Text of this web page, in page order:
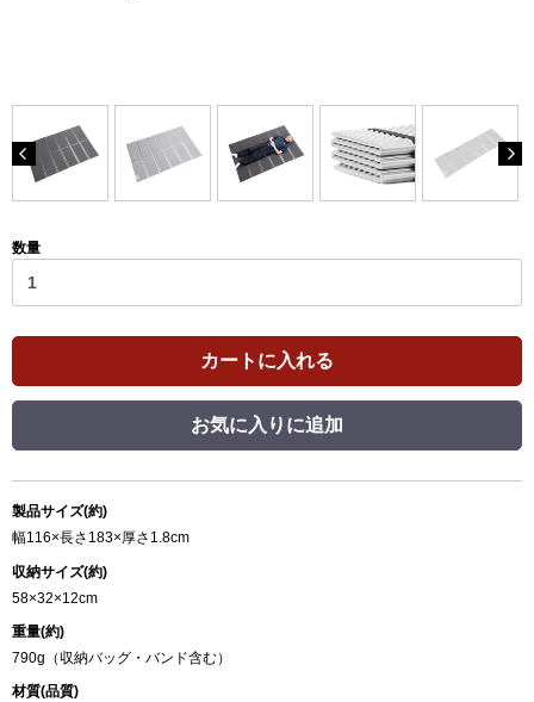
数量
カートに入れる
お気に入りに追加
製品サイズ(約)
幅116×長さ183×厚さ1.8cm
収納サイズ(約)
58×32×12cm
重量(約)
790g（収納バッグ・バンド含む）
材質(品質)